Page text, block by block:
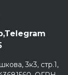
3к3, стр.1,